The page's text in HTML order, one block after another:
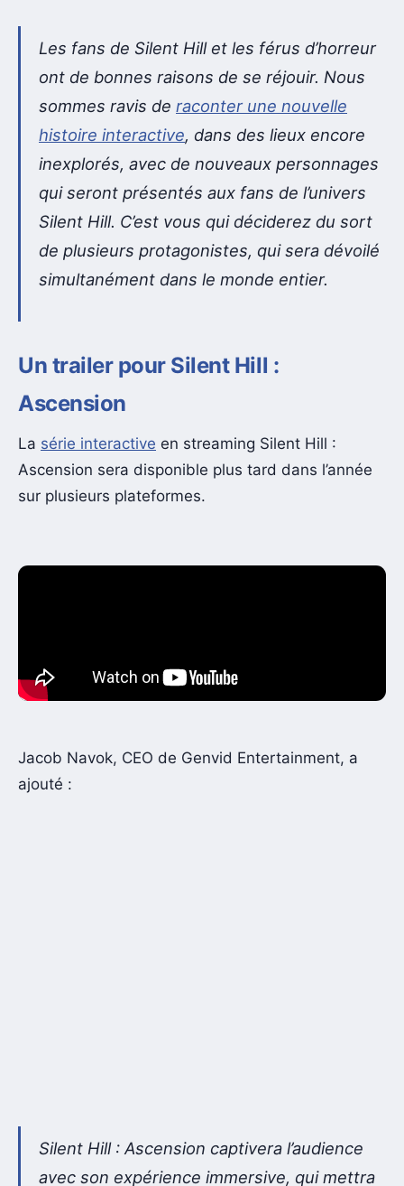
Les fans de Silent Hill et les férus d’horreur
ont de bonnes raisons de se réjouir. Nous
sommes ravis de raconter une nouvelle
histoire interactive, dans des lieux encore
inexplorés, avec de nouveaux personnages
qui seront présentés aux fans de l’univers
Silent Hill. C’est vous qui déciderez du sort
de plusieurs protagonistes, qui sera dévoilé
simultanément dans le monde entier.
Un trailer pour Silent Hill :
Ascension
La série interactive en streaming Silent Hill :
Ascension sera disponible plus tard dans l’année
sur plusieurs plateformes.
Jacob Navok, CEO de Genvid Entertainment, a
ajouté :
Silent Hill : Ascension captivera l’audience
avec son expérience immersive, qui mettra